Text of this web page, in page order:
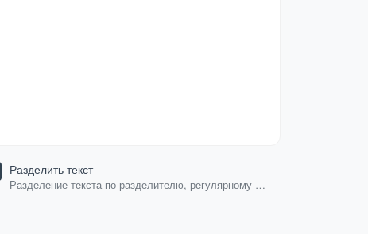
Разделить текст
Разделение текста по разделителю, регулярному